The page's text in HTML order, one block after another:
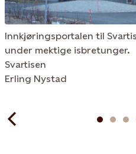
Innkjøringsportalen til
under mektige isbretunger.
Svartisen
Erling Nystad